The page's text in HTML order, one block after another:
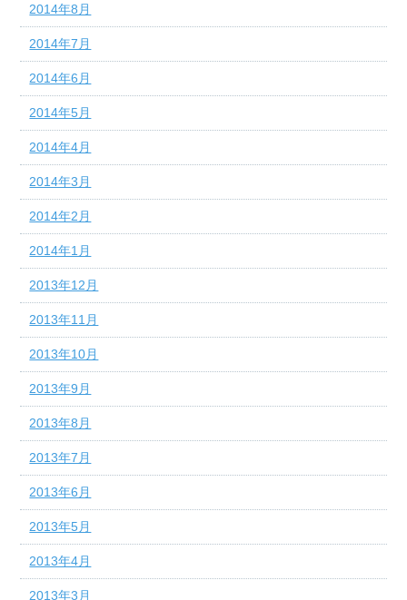
2014年8月
2014年7月
2014年6月
2014年5月
2014年4月
2014年3月
2014年2月
2014年1月
2013年12月
2013年11月
2013年10月
2013年9月
2013年8月
2013年7月
2013年6月
2013年5月
2013年4月
2013年3月